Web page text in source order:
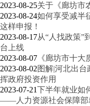
2023-08-25关于《廊坊市
2023-08-24如何享受减半
这样申报！
2023-08-17从“人找政策”
台上线
2023-08-07 《廊坊市十
2023-08-02图解|河北出
挥政府投资作用
2023-07-21下半年就业如
——人力资源社会保障部